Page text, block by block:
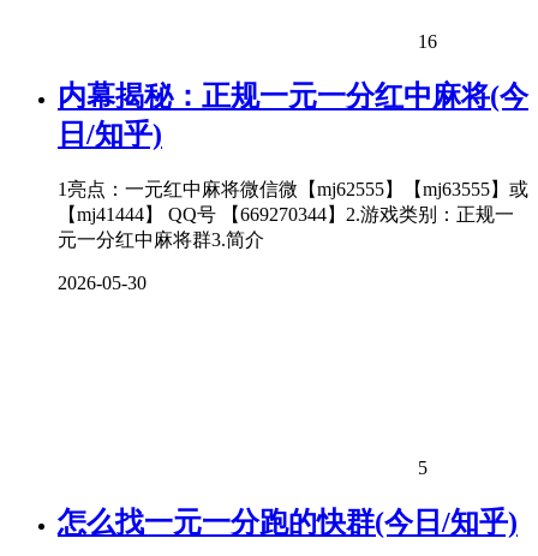
16
内幕揭秘：正规一元一分红中麻将(今
日/知乎)
1亮点：一元红中麻将微信微【mj62555】【mj63555】或
【mj41444】 QQ号 【669270344】2.游戏类别：正规一
元一分红中麻将群3.简介
2026-05-30
5
怎么找一元一分跑的快群(今日/知乎)